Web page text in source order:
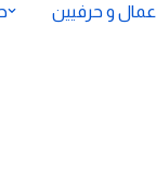
عمال و حرفيين